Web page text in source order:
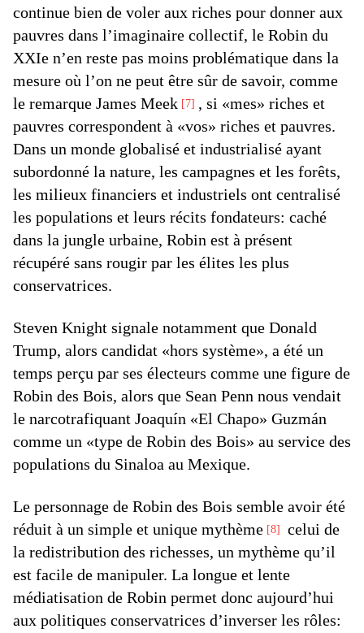
continue bien de voler aux riches pour donner aux
pauvres dans l’imaginaire collectif, le Robin du
XXIe n’en reste pas moins problématique dans la
mesure où l’on ne peut être sûr de savoir, comme
le remarque James Meek
7
, si «mes» riches et
pauvres correspondent à «vos» riches et pauvres.
Dans un monde globalisé et industrialisé ayant
subordonné la nature, les campagnes et les forêts,
les milieux financiers et industriels ont centralisé
les populations et leurs récits fondateurs: caché
dans la jungle urbaine, Robin est à présent
récupéré sans rougir par les élites les plus
conservatrices.
Steven Knight signale notamment que Donald
Trump, alors candidat «hors système», a été un
temps perçu par ses électeurs comme une figure de
Robin des Bois, alors que Sean Penn nous vendait
le narcotrafiquant Joaquín «El Chapo» Guzmán
comme un «type de Robin des Bois» au service des
populations du Sinaloa au Mexique.
Le personnage de Robin des Bois semble avoir été
réduit à un simple et unique mythème 8
celui de
la redistribution des richesses, un mythème qu’il
est facile de manipuler. La longue et lente
médiatisation de Robin permet donc aujourd’hui
aux politiques conservatrices d’inverser les rôles: